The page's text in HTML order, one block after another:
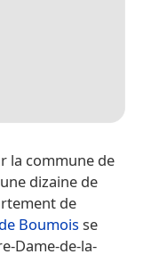
la commune de
dizaine de
de
Boumoisse
Dame-de-la-